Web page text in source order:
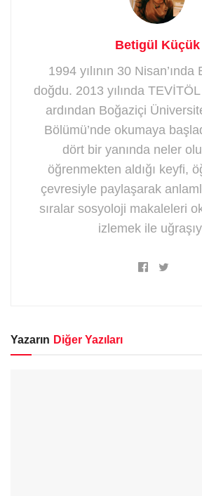
Betigül Küçük
1994 yılının 30 Nisan’ında
doğdu. 2013 yılında
ardından Boğaziçi
Bölümü’nde okumaya
dört bir yanında neler
öğrenmekten aldığı keyfi,
çevresiyle paylaşarak
sıralar sosyoloji makaleleri
izlemek ile
Yazarın Diğer Yazıları